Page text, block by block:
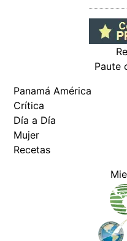
Paute
Panamá América
Crítica
Día a Día
Mujer
Recetas